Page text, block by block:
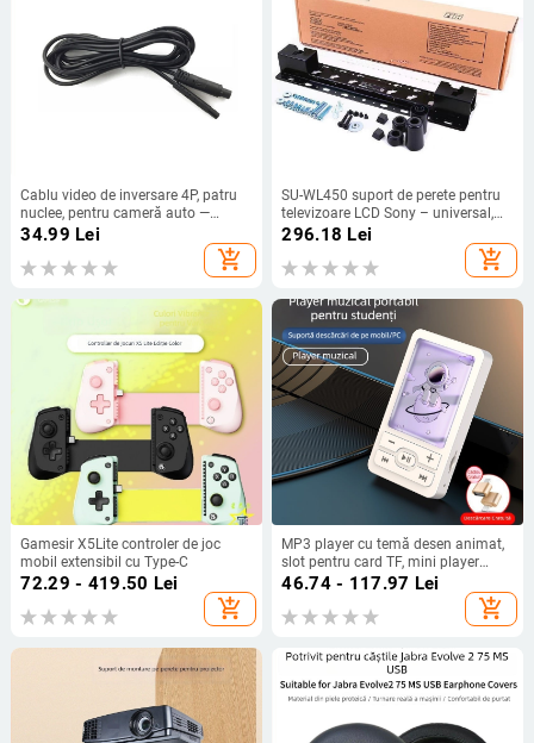
Cablu video de inversare 4P, patru
nuclee, pentru cameră auto —
extensie pentru vedere pe spate,
34.99 Lei
add_shopping_cart
SU-WL450 suport de perete pentru
televizoare LCD Sony – universal,
control mecanic, sarcină 15 kg
296.18 Lei
add_shopping_cart
Gamesir X5Lite controler de joc
mobil extensibil cu Type-C
72.29 - 419.50 Lei
add_shopping_cart
MP3 player cu temă desen animat,
slot pentru card TF, mini player
portabil de muzică, acoperire
46.74 - 117.97 Lei
add_shopping_cart